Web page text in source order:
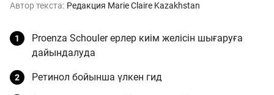
Автор текста: Редакция Marie Claire Kazakhstan
Proenza Schouler ерлер киім желісін шығаруға
дайындалуда
Ретинол бойынша үлкен гид